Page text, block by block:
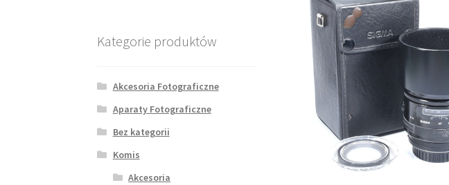
Kategorie produktów
Akcesoria Fotograficzne
Aparaty Fotograficzne
Bez kategorii
Komis
Akcesoria